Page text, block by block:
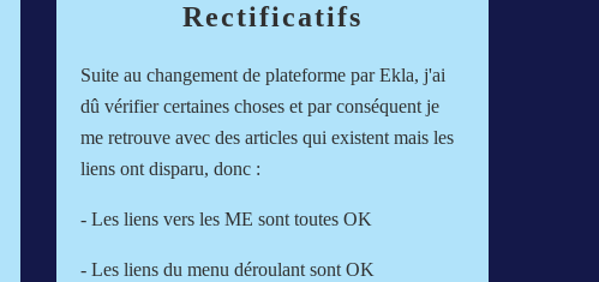
Rectificatifs
Suite au changement de plateforme par Ekla, j'ai
dû vérifier certaines choses et par conséquent je
me retrouve avec des articles qui existent mais les
liens ont disparu, donc :
- Les liens vers les ME sont toutes OK
- Les liens du menu déroulant sont OK